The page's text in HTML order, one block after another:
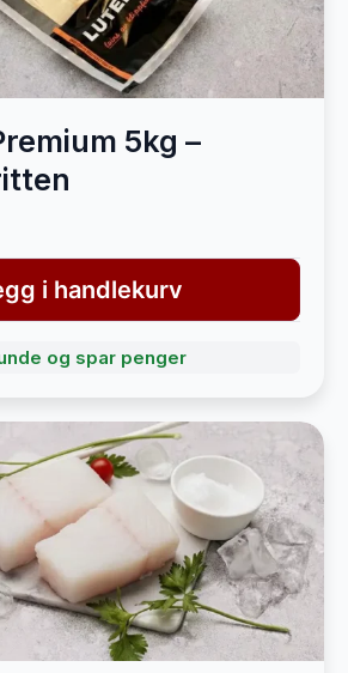
5kg –
i handlekurv
og spar penger